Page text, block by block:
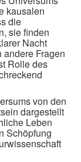
kausalen
die
sie finden
Nacht
Fragen
Rolle des
von den
dargestellt
Leben
Schöpfung